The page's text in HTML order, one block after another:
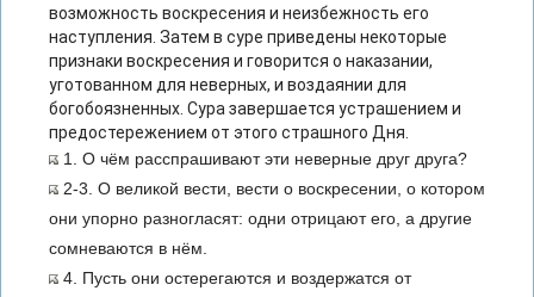
возможность воскресения и неизбежность его
наступления. Затем в суре приведены некоторые
признаки воскресения и говорится о наказании,
уготованном для неверных, и воздаянии для
богобоязненных. Сура завершается устрашением и
предостережением от этого страшного Дня.
1. О чём расспрашивают эти неверные друг друга?
2-3. О великой вести, вести о воскресении, о котором
они упорно разногласят: одни отрицают его, а другие
сомневаются в нём.
4. Пусть они остерегаются и воздержатся от